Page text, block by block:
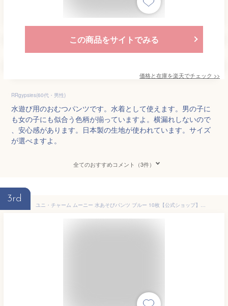
この商品をサイトでみる
価格と在庫を楽天でチェック >>
RRgypsies(60代・男性)
水遊び用のおむつパンツです。水着として使えます。男の子に
も女の子にも似合う色柄が揃っていますよ。横漏れしないので
、安心感があります。日本製の生地が使われています。サイズ
が選べますよ。
全てのおすすめコメント（3件）
3rd
ユニ・チャーム ムーニー 水あそびパンツ ブルー 10枚【公式ショップ】L 男の子 ふくらまない 遊び専用スリム吸収体 とっさのうんちをブロック ピカチュウデザイン 成長に合わせて選べる 水着の下に履いても気にならない 水遊び用紙おむつ ムーニー水あそびパンツ